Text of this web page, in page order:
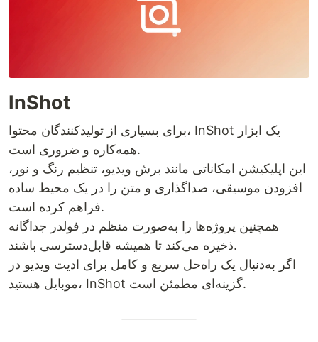
InShot
برای بسیاری از تولیدکنندگان محتوا، InShot یک ابزار
همه‌کاره و ضروری است.
این اپلیکیشن امکاناتی مانند برش ویدیو، تنظیم رنگ و نور،
افزودن موسیقی، صداگذاری و متن را در یک محیط ساده
فراهم کرده است.
همچنین پروژه‌ها را به‌صورت منظم در فولدر جداگانه
ذخیره می‌کند تا همیشه قابل‌دسترسی باشند.
اگر به‌دنبال یک راه‌حل سریع و کامل برای ادیت ویدیو در
موبایل هستید، InShot گزینه‌ای مطمئن است.